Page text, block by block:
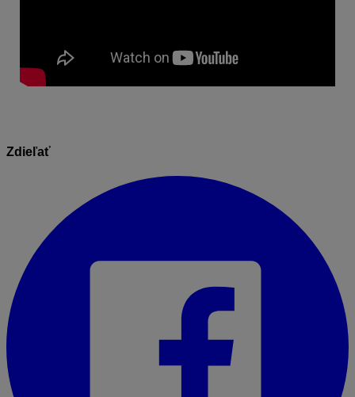
Zdieľať